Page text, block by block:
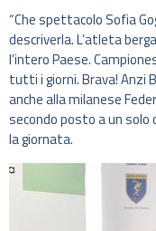
“Che spettacolo Sofia
descriverla. L’atleta
l’intero Paese.
tutti i giorni. Brava! Anzi
anche alla milanese
secondo posto a un solo
la giornata.